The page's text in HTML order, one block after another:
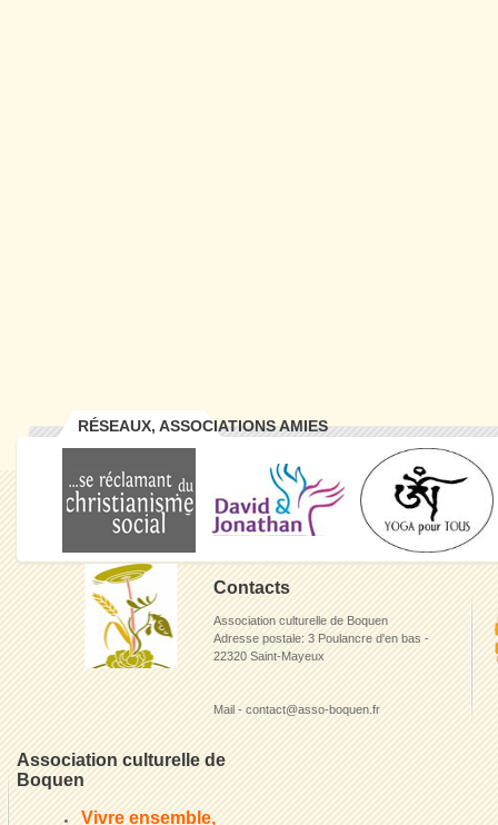
RÉSEAUX, ASSOCIATIONS AMIES
Contacts
Association culturelle de Boquen
Adresse postale: 3 Poulancre d'en bas -
22320 Saint-Mayeux
Mail - contact@asso-boquen.fr
Association culturelle de
Boquen
Vivre ensemble,